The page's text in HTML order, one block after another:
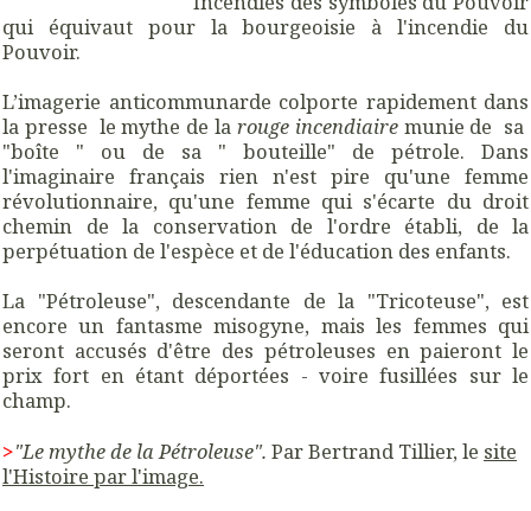
qui équivaut pour la bourgeoisie à l'incendie du
Pouvoir.
L’imagerie anticommunarde colporte rapidement dans
la presse le mythe de la rouge incendiairemunie de sa
"boîte " ou de sa " bouteille" de pétrole. Dans
l'imaginaire français rien n'est pire qu'une femme
révolutionnaire, qu'une femme qui s'écarte du droit
chemin de la conservation de l'ordre établi, de la
perpétuation de l'espèce et de l'éducation des enfants.
La "Pétroleuse", descendante de la "Tricoteuse", est
encore un fantasme misogyne, mais les femmes qui
seront accusés d'être des pétroleuses en paieront le
prix fort en étant déportées - voire fusillées sur le
champ.
>"Le mythe de la Pétroleuse". Par Bertrand Tillier, le site
l'Histoire par l'image.